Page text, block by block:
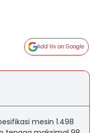
Add Us on Google
mesin 1.498